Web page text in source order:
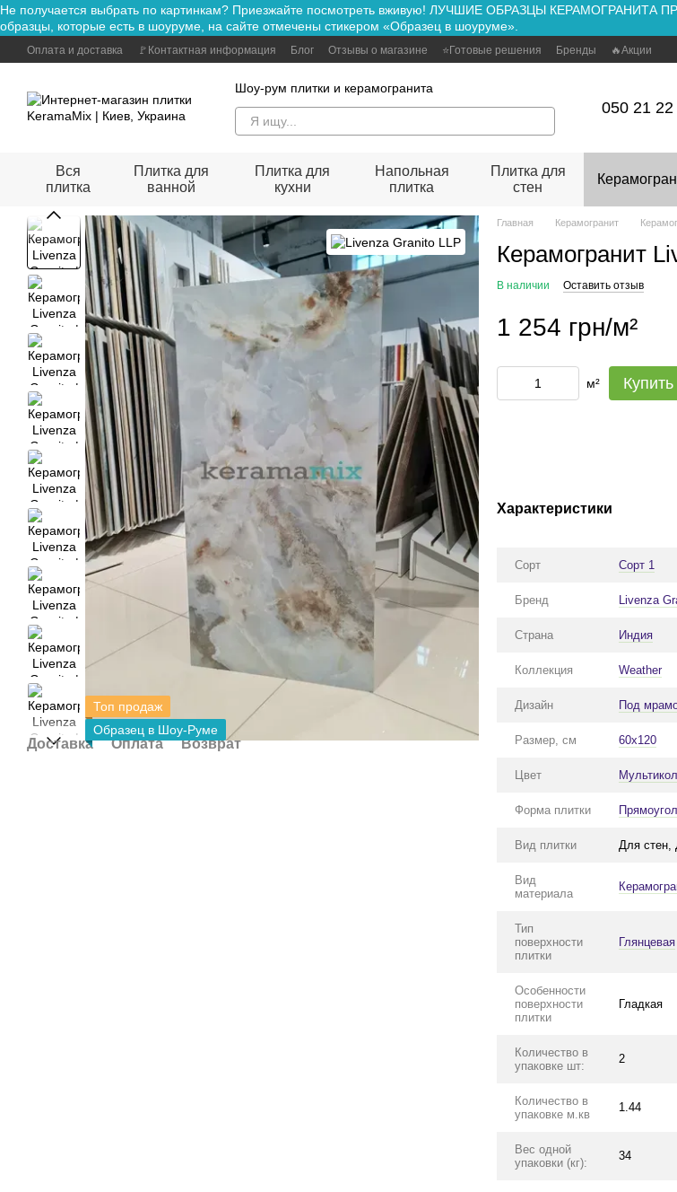
Перейти к основному контенту
Не получается выбрать по картинкам? Приезжайте посмотреть вживую! ЛУЧШИЕ ОБРАЗЦЫ
образцы, которые есть в шоуруме, на сайте отмечены стикером «Образец в шоуруме».
Оплата и доставка 🚩Контактная информация Блог Отзывы о магазине ⭐Готовые решения Бренды 🔥Акции
Шоу-рум плитки и керамогранита
050 21 22
Вся
плитка
Плитка для
ванной
Плитка для
кухни
Напольная
плитка
Плитка для
стен
Топ продаж
Образец в Шоу-Руме
Доставка Оплата Возврат
Главная Керамогранит
Керамогранит
В наличии Оставить отзыв
1 254 грн/м²
м² Купить
Характеристики
Сорт Сорт 1
Бренд Livenza
Страна Индия
Коллекция Weather
Дизайн Под
Размер, см 60x120
Цвет
Форма плитки
Вид плитки Для стен,
Вид
материала
Тип
поверхности
плитки
Глянцевая
Особенности
поверхности
плитки
Гладкая
Количество в
упаковке шт:
2
Количество в
упаковке м.кв
1.44
Вес одной
упаковки (кг):
34